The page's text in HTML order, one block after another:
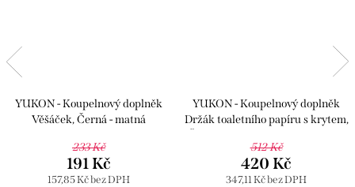
YUKON - Koupelnový doplněk
Věšáček, Černá - matná
233 Kč
157,85 Kč bez DPH
191 Kč
YUKON - Koupelnový doplněk
Držák toaletního papíru s krytem,
RAV Slezák
512 Kč
347,11 Kč bez DPH
420 Kč